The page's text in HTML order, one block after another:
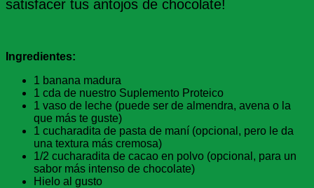
satisfacer tus antojos de chocolate!
Ingredientes:
1 banana madura
1 cda de nuestro Suplemento Proteico
1 vaso de leche (puede ser de almendra, avena o la
que más te guste)
1 cucharadita de pasta de maní (opcional, pero le da
una textura más cremosa)
1/2 cucharadita de cacao en polvo (opcional, para un
sabor más intenso de chocolate)
Hielo al gusto